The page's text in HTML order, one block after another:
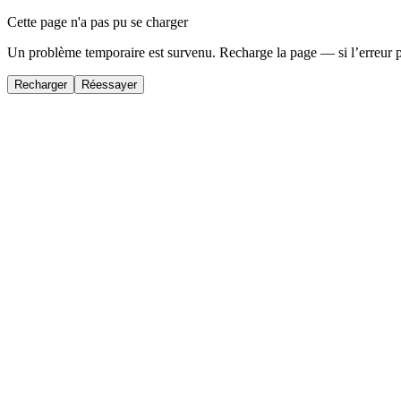
Cette page n'a pas pu se charger
Un problème temporaire est survenu. Recharge la page — si
Recharger Réessayer